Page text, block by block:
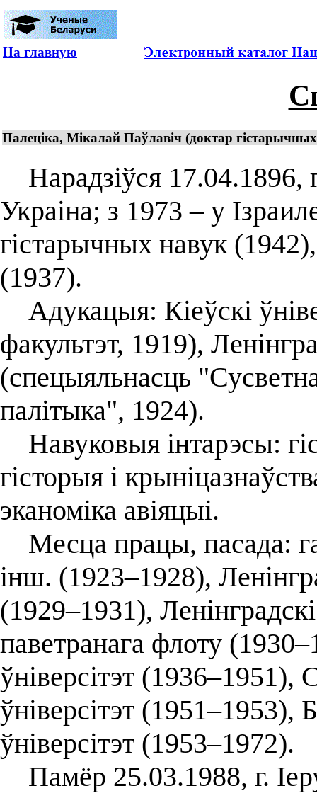
На главную
Палеціка, Мікалай Паўлавіч (доктар
Нарадзіўся 17.04.1896,
Украіна; з 1973 – у
гістарычных навук
(1937).
Адукацыя: Кіеўскі
факультэт, 1919),
(спецыяльнасць
палітыка", 1924).
Навуковыя інтарэсы:
гісторыя і
эканоміка авіяцыі.
Месца працы, пасада:
інш. (1923–1928),
(1929–1931),
паветранага флоту
ўніверсітэт (1936–1951),
ўніверсітэт (1951–1953),
ўніверсітэт (1953–1972).
Памёр 25.03.1988, г.